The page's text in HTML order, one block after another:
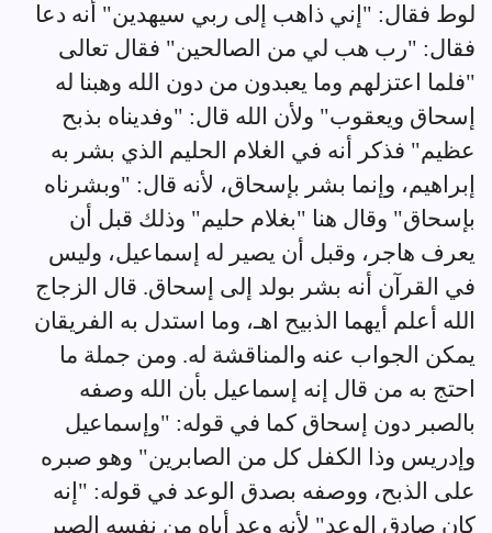
لوط فقال: "إني ذاهب إلى ربي سيهدين" أنه دعا
فقال: "رب هب لي من الصالحين" فقال تعالى
"فلما اعتزلهم وما يعبدون من دون الله وهبنا له
إسحاق ويعقوب" ولأن الله قال: "وفديناه بذبح
عظيم" فذكر أنه في الغلام الحليم الذي بشر به
إبراهيم، وإنما بشر بإسحاق، لأنه قال: "وبشرناه
بإسحاق" وقال هنا "بغلام حليم" وذلك قبل أن
يعرف هاجر، وقبل أن يصير له إسماعيل، وليس
في القرآن أنه بشر بولد إلى إسحاق. قال الزجاج
الله أعلم أيهما الذبيح اهـ، وما استدل به الفريقان
يمكن الجواب عنه والمناقشة له. ومن جملة ما
احتج به من قال إنه إسماعيل بأن الله وصفه
بالصبر دون إسحاق كما في قوله: "وإسماعيل
وإدريس وذا الكفل كل من الصابرين" وهو صبره
على الذبح، ووصفه بصدق الوعد في قوله: "إنه
كان صادق الوعد" لأنه وعد أباه من نفسه الصبر